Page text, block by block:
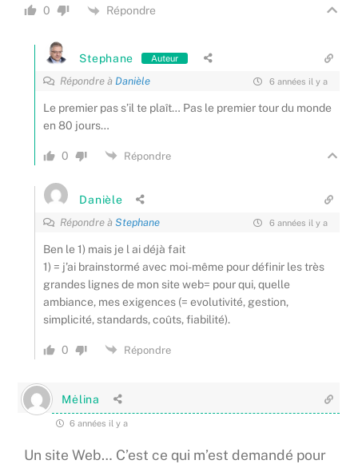
0 Répondre
Stephane Auteur
Répondre àDanièle 6 années il y a
Le premier pas s’il te plaît… Pas le premier tour du monde
en 80 jours…
0 Répondre
Danièle
Répondre àStephane 6 années il y a
Ben le 1) mais je l ai déjà fait
1) = j’ai brainstormé avec moi-même pour définir les très
grandes lignes de mon site web= pour qui, quelle
ambiance, mes exigences (= evolutivité, gestion,
simplicité, standards, coûts, fiabilité).
0 Répondre
Mėlina
6 années il y a
Un site Web… C’est ce qui m’est demandé pour